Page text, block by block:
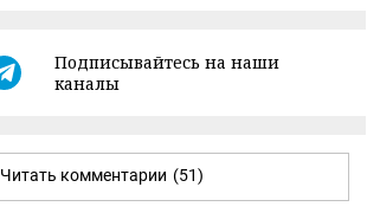
Подписывайтесь на наши
каналы
Читать комментарии (51)